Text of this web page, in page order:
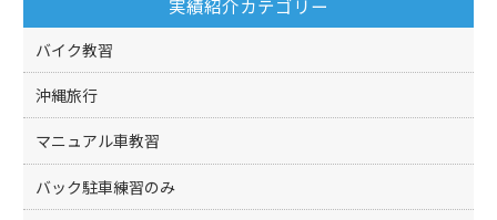
o
k
実績紹介カテゴリー
バイク教習
沖縄旅行
マニュアル車教習
バック駐車練習のみ